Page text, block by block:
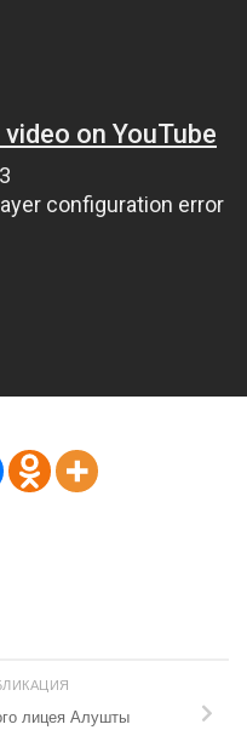
лицея Алушты